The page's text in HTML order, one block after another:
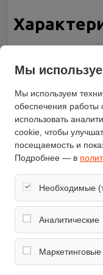
Максимальный вес
Количество программ
тренировки (шт)
Длина (см)
Вес (кг)
Ширина (см)
Вес маховика (кг)
Крепление
Маховик
Функциональность
Мы
Мы используем
обеспечения работы
использовать
cookie, чтобы
посещаемость и
Подробнее — в
Необходимые
Обеспечивают
заказа, корзина,
Аналитические
Собирают
использовании
Маркетинговые